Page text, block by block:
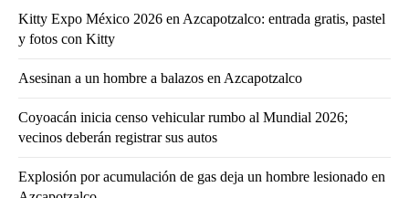
Kitty Expo México 2026 en Azcapotzalco: entrada gratis, pastel
y fotos con Kitty
Asesinan a un hombre a balazos en Azcapotzalco
Coyoacán inicia censo vehicular rumbo al Mundial 2026;
vecinos deberán registrar sus autos
Explosión por acumulación de gas deja un hombre lesionado en